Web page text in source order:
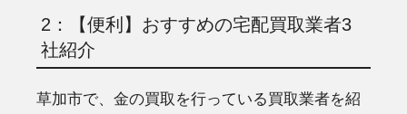
2：【便利】おすすめの宅配買取業者3
社紹介
草加市で、金の買取を行っている買取業者を紹